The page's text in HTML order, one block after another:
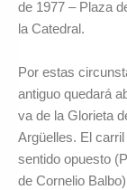
de 1977 – Plaza
la Catedral.
Por estas
antiguo quedará
va de la Glorieta
Argüelles. El
sentido opuesto
de Cornelio